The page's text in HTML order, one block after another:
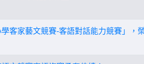
客家藝文競賽-客語對話能力競賽」，